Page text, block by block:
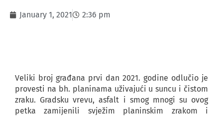
January 1, 2021 2:36 pm
Veliki broj građana prvi dan 2021. godine odlučio je
provesti na bh. planinama uživajući u suncu i čistom
zraku. Gradsku vrevu, asfalt i smog mnogi su ovog
petka zamijenili svježim planinskim zrakom i